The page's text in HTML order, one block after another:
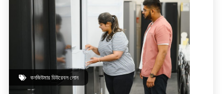
কনজিউমার ডিউরেবল লোন